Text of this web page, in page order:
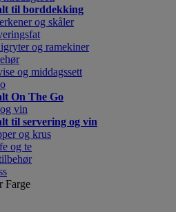
til borddekking
og skåler
og ramekiner
og middagssett
On The Go
vin
til servering og vin
og krus
og te
Farge